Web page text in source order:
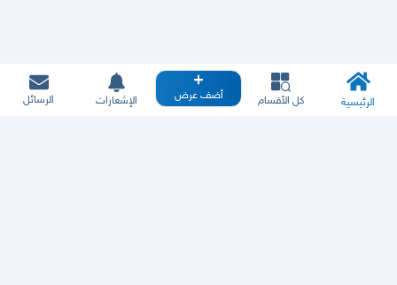
الرئيسية كل الأقسام أضف عرض الإشعارات الرسائل